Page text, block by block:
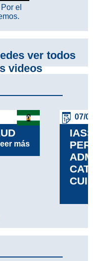
el
ver todos
videos
DE